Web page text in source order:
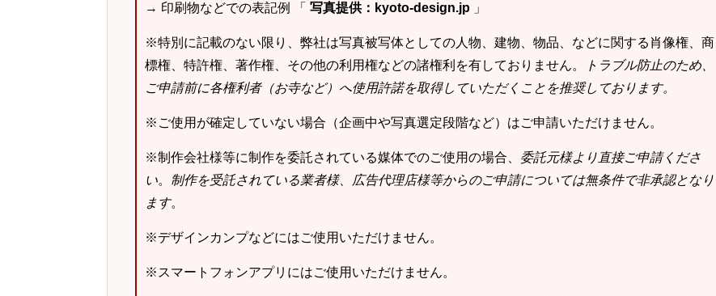
→ 印刷物などでの表記例 「 写真提供：kyoto-design.jp 」
※特別に記載のない限り、弊社は写真被写体としての人物、建物、物品、などに関する肖像権、商
標権、特許権、著作権、その他の利用権などの諸権利を有しておりません。
トラブル防止のため、
ご申請前に各権利者（お寺など）へ使用許諾を取得していただくことを推奨しております。
※ご使用が確定していない場合（企画中や写真選定段階など）はご申請いただけません。
※制作会社様等に制作を委託されている媒体でのご使用の場合、 委託元様より直接ご申請くださ
い。 制作を受託されている業者様、広告代理店様等からのご申請については無条件で非承認となり
ます。
※デザインカンプなどにはご使用いただけません。
※スマートフォンアプリにはご使用いただけません。